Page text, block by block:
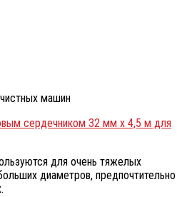
машин
сердечником 32 мм х 4,5 м для
для очень тяжелых
диаметров, предпочтительно